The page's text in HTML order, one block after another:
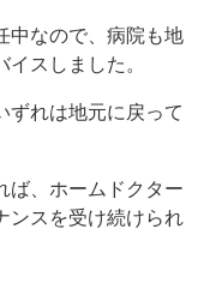
中なので、病院も地
スしました。
ずれは地元に戻って
ば、ホームドクター
ンスを受け続けられ